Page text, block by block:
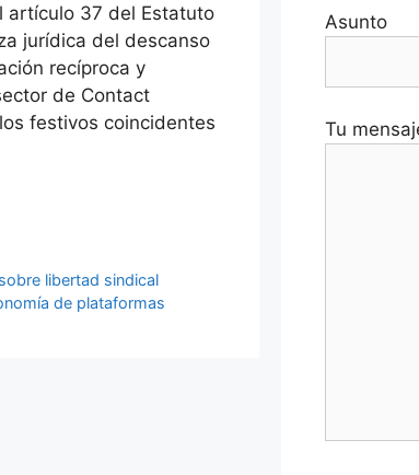
artículo 37 del Estatuto
jurídica del descanso
recíproca y
de Contact
festivos coincidentes
libertad sindical
de plataformas
Asunto
Tu